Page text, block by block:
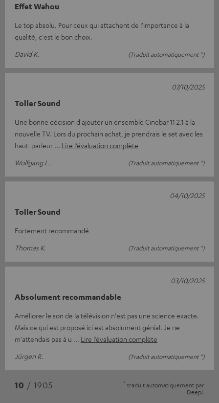
Effet Wahou
Le top absolu. Pour ceux qui attachent de l'importance à la
qualité, c'est le bon choix.
David K.
(Traduit automatiquement *)
Toller Sound
Une bonne décision d'ajouter un ensemble Cinebar 11 2.1 à la
nouvelle TV. Lors du prochain achat, je prendrais le set avec les
haut-parleur
Lire l’évaluation complète
Wolfgang L.
(Traduit automatiquement *)
07/10/2025
Toller Sound
Fortement recommandé
Thomas K.
(Traduit automatiquement *)
04/10/2025
Absolument recommandable
Améliorer le son de la télévision n'est pas une science exacte.
Mais ce qui est proposé ici est absolument génial. Je ne
m'attendais pas à u
Lire l’évaluation complète
Jürgen R.
(Traduit automatiquement *)
03/10/2025
10 / 1905 * traduit automatiquement par
DeepL